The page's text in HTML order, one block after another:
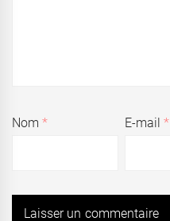
Nom* E-mail*